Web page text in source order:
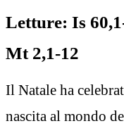
Letture: Is
Mt 2,1-12
Il Natale ha
nascita al mondo